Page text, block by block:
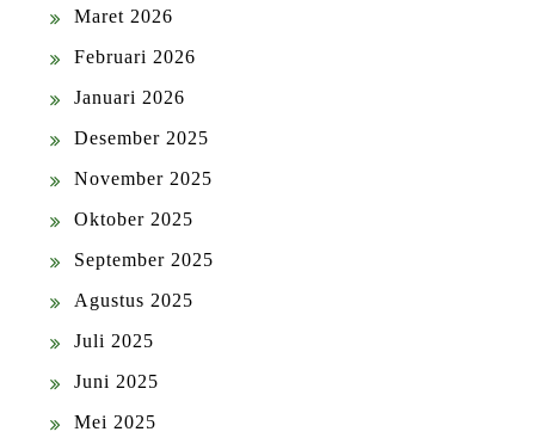
Maret 2026
Februari 2026
Januari 2026
Desember 2025
November 2025
Oktober 2025
September 2025
Agustus 2025
Juli 2025
Juni 2025
Mei 2025